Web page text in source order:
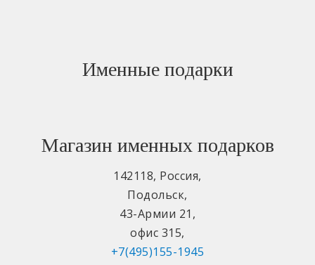
Именные подарки
Магазин именных подарков
142118, Россия,
Подольск,
43-Армии 21 ,
офис 315,
+7(495)155-1945